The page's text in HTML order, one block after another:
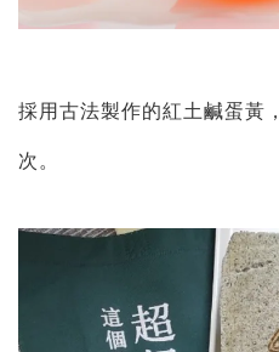
採用古法製作的紅土鹹蛋黃
次。